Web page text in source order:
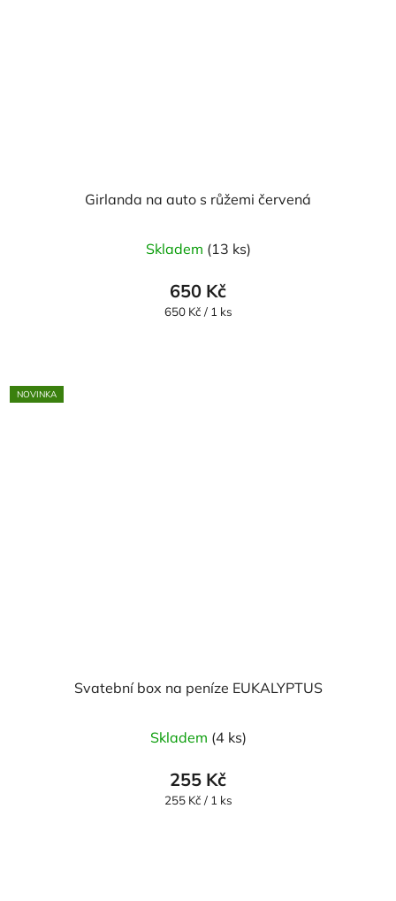
Girlanda na auto s růžemi červená
Skladem (13 ks)
650 Kč
Měrná
650 Kč / 1 ks
NOVINKA
Svatební box na peníze EUKALYPTUS
Skladem (4 ks)
255 Kč
Měrná
255 Kč / 1 ks